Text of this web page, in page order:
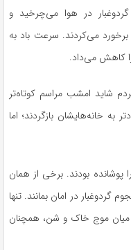
در هوا می‌چرخید و
می‌کردند. سرعت باد به
کاهش می‌داد.
شاید امشب مراسم کوتاه‌تر
به خانه‌هایشان بازگردند؛ اما
بودند. برخی از همان
در امان بمانند. تنها
موج خاک و شن، همچنان